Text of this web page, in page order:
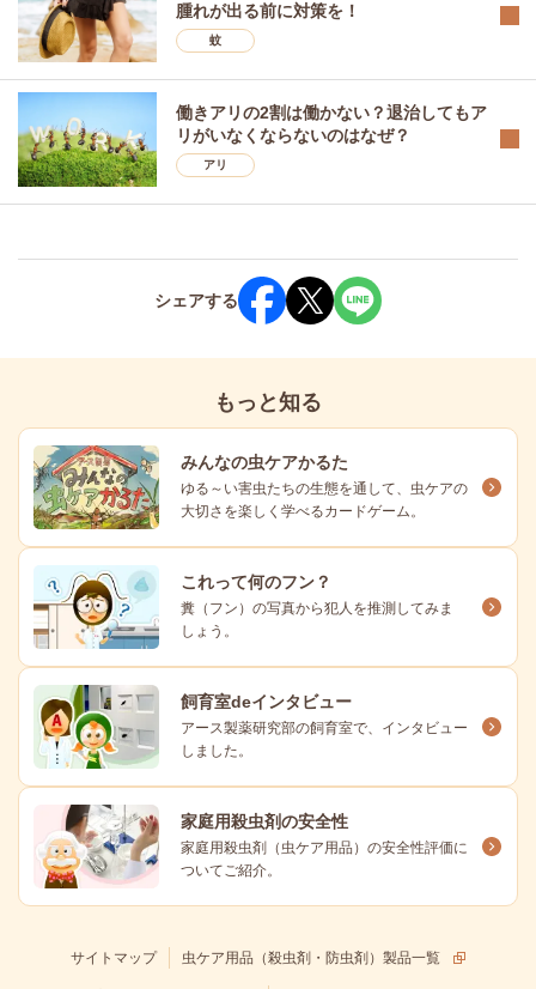
腫れが出る前に対策を！
蚊
働きアリの2割は働かない？退治してもア
リがいなくならないのはなぜ？
アリ
シェアする
もっと知る
みんなの虫ケアかるた
ゆる～い害虫たちの生態を通して、虫ケアの
大切さを楽しく学べるカードゲーム。
これって何のフン？
糞（フン）の写真から犯人を推測してみま
しょう。
飼育室deインタビュー
アース製薬研究部の飼育室で、インタビュー
しました。
家庭用殺虫剤の安全性
家庭用殺虫剤（虫ケア用品）の安全性評価に
ついてご紹介。
サイトマップ 虫ケア用品（殺虫剤・防虫剤）製品一覧